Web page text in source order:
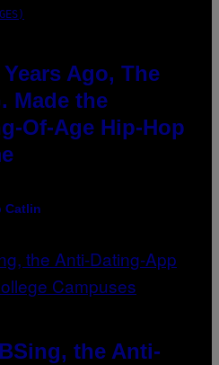
Ago, The
Made the
Of-Age Hip-Hop
Catlin
the Anti-